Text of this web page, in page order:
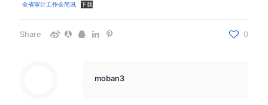
全省审计工作会简讯 下载
Share 0
moban3